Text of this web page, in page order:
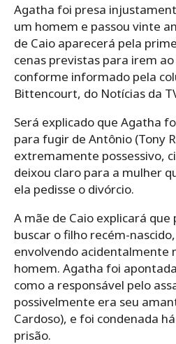
Agatha foi presa
um homem e passou vinte
de Caio aparecerá pela
cenas previstas para irem
conforme informado pela
Bittencourt, do Notícias da
Será explicado que Agatha
para fugir de Antônio (Tony
extremamente possessivo,
deixou claro para a mulher
ela pedisse o divórcio.
A mãe de Caio explicará
buscar o filho recém-
envolvendo acidentalmente
homem. Agatha foi
como a responsável pelo
possivelmente era seu
Cardoso), e foi condenada
prisão.